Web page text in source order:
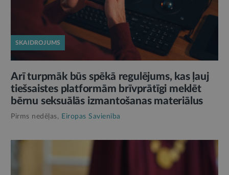
SKAIDROJUMS
Arī turpmāk būs spēkā regulējums, kas ļauj
tiešsaistes platformām brīvprātīgi meklēt
bērnu seksuālās izmantošanas materiālus
Pirms nedēļas, Eiropas Savienība